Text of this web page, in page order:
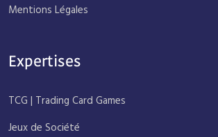
Mentions Légales
Expertises
TCG | Trading Card Games
Jeux de Société